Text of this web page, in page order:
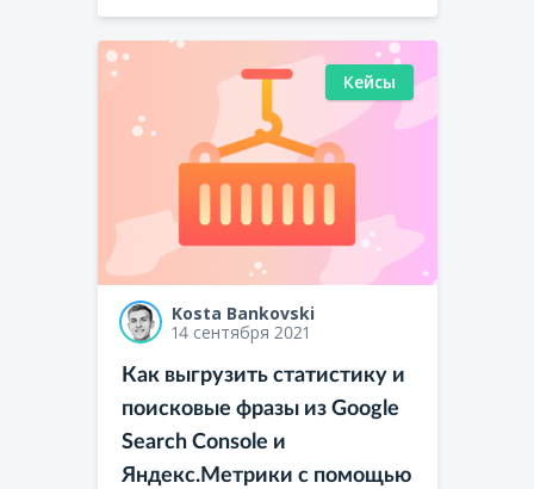
Кейсы
Kosta Bankovski
14 сентября 2021
Как выгрузить статистику и
поисковые фразы из Google
Search Console и
Яндекс.Метрики с помощью